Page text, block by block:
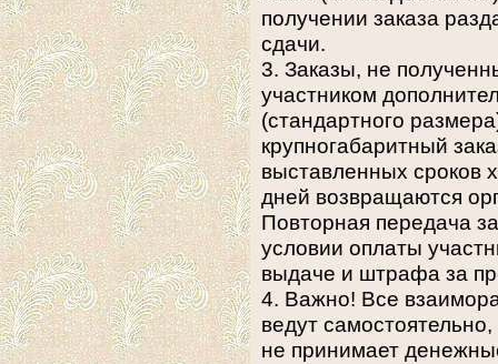
получении заказа
сдачи.
3. Заказы, не
участником
(стандартного
крупногабаритный
выставленных сроков
дней возвращаются
Повторная передача
условии оплаты
выдаче и штрафа за
4. Важно! Все
ведут
не принимает